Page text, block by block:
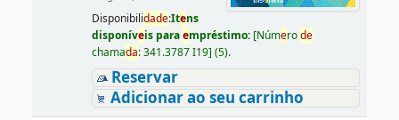
Disponibilidade:Itens
disponíveis paraempréstimo: [Númerode
chamada:341.3787 I19] (5).
Reservar
Adicionar ao seu carrinho